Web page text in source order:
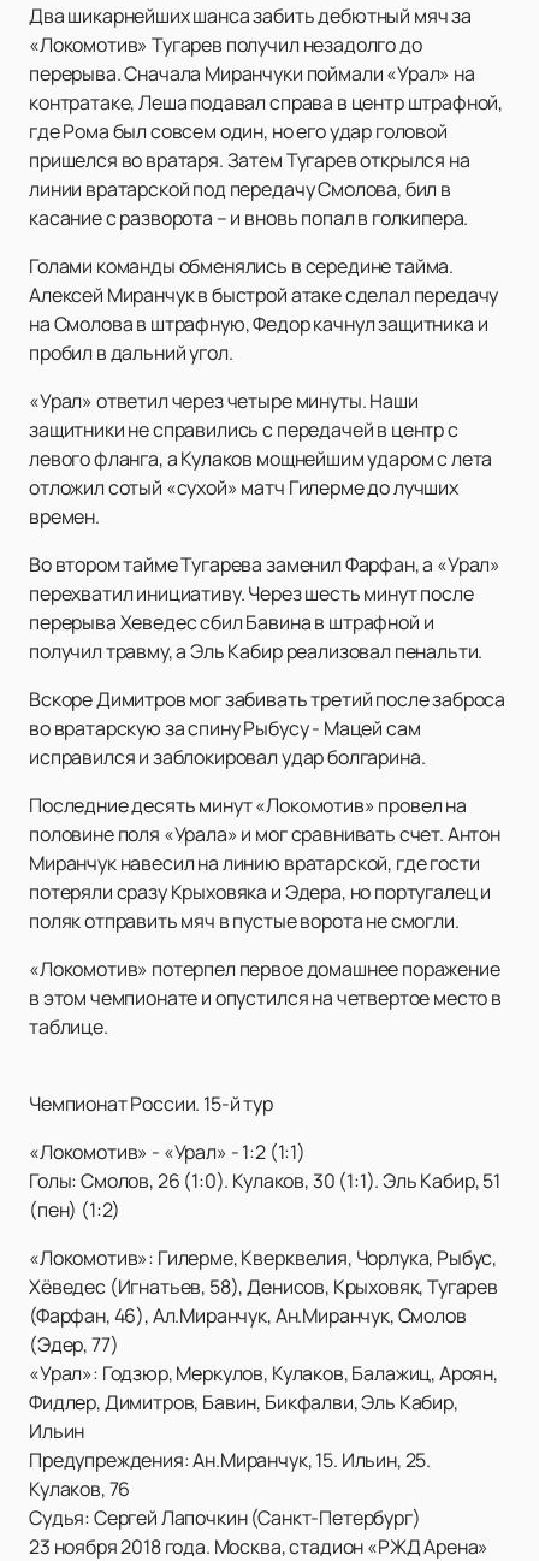
Два шикарнейших шанса забить дебютный мяч за
«Локомотив» Тугарев получил незадолго до
перерыва. Сначала Миранчуки поймали «Урал» на
контратаке, Леша подавал справа в центр штрафной,
где Рома был совсем один, но его удар головой
пришелся во вратаря. Затем Тугарев открылся на
линии вратарской под передачу Смолова, бил в
касание с разворота – и вновь попал в голкипера.
Голами команды обменялись в середине тайма.
Алексей Миранчук в быстрой атаке сделал передачу
на Смолова в штрафную, Федор качнул защитника и
пробил в дальний угол.
«Урал» ответил через четыре минуты. Наши
защитники не справились с передачей в центр с
левого фланга, а Кулаков мощнейшим ударом с лета
отложил сотый «сухой» матч Гилерме до лучших
времен.
Во втором тайме Тугарева заменил Фарфан, а «Урал»
перехватил инициативу. Через шесть минут после
перерыва Хеведес сбил Бавина в штрафной и
получил травму, а Эль Кабир реализовал пенальти.
Вскоре Димитров мог забивать третий после заброса
во вратарскую за спину Рыбусу - Мацей сам
исправился и заблокировал удар болгарина.
Последние десять минут «Локомотив» провел на
половине поля «Урала» и мог сравнивать счет. Антон
Миранчук навесил на линию вратарской, где гости
потеряли сразу Крыховяка и Эдера, но португалец и
поляк отправить мяч в пустые ворота не смогли.
«Локомотив» потерпел первое домашнее поражение
в этом чемпионате и опустился на четвертое место в
таблице.
Чемпионат России. 15-й тур
«Локомотив» - «Урал» - 1:2 (1:1)
Голы: Смолов, 26 (1:0). Кулаков, 30 (1:1). Эль Кабир, 51
(пен) (1:2)
«Локомотив»: Гилерме, Кверквелия, Чорлука, Рыбус,
Хёведес (Игнатьев, 58), Денисов, Крыховяк, Тугарев
(Фарфан, 46), Ал.Миранчук, Ан.Миранчук, Смолов
(Эдер, 77)
«Урал»: Годзюр, Меркулов, Кулаков, Балажиц, Ароян,
Фидлер, Димитров, Бавин, Бикфалви, Эль Кабир,
Ильин
Предупреждения: Ан.Миранчук, 15. Ильин, 25.
Кулаков, 76
Судья: Сергей Лапочкин (Санкт-Петербург)
23 ноября 2018 года. Москва, стадион «РЖД Арена»